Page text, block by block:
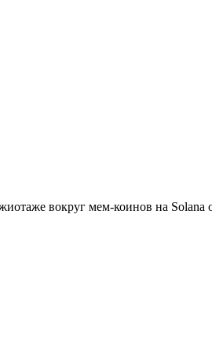
вокруг мем-коинов на Solana